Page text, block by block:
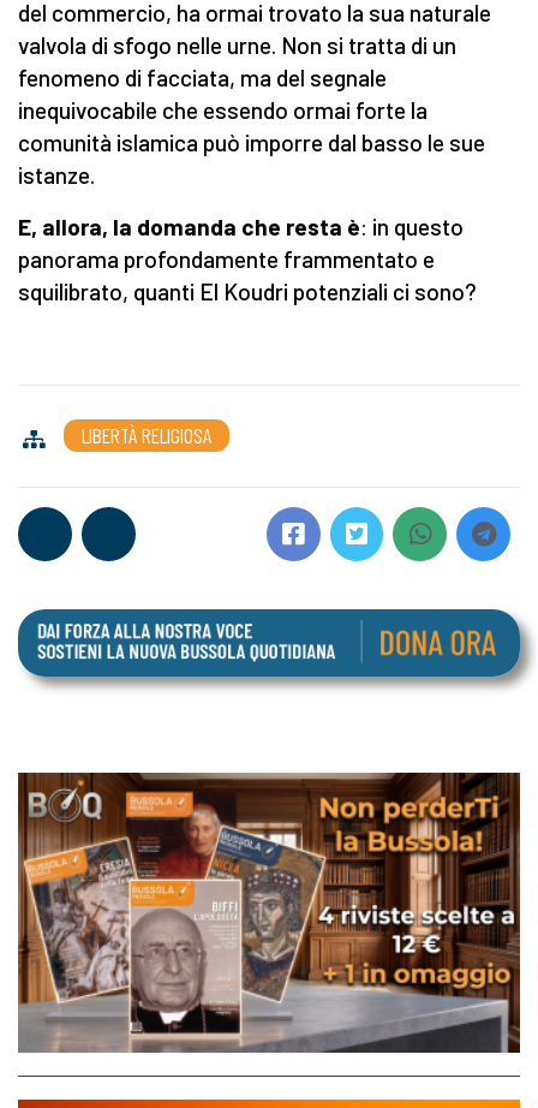
del commercio, ha ormai trovato la sua naturale
valvola di sfogo nelle urne. Non si tratta di un
fenomeno di facciata, ma del segnale
inequivocabile che essendo ormai forte la
comunità islamica può imporre dal basso le sue
istanze.
E, allora, la domanda che resta è: in questo
panorama profondamente frammentato e
squilibrato, quanti El Koudri potenziali ci sono?
LIBERTÀ RELIGIOSA